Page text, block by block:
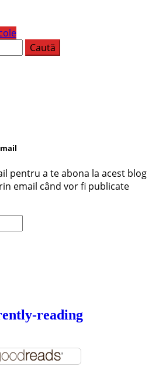
pentru a te abona la acest blog
email când vor fi publicate
reading